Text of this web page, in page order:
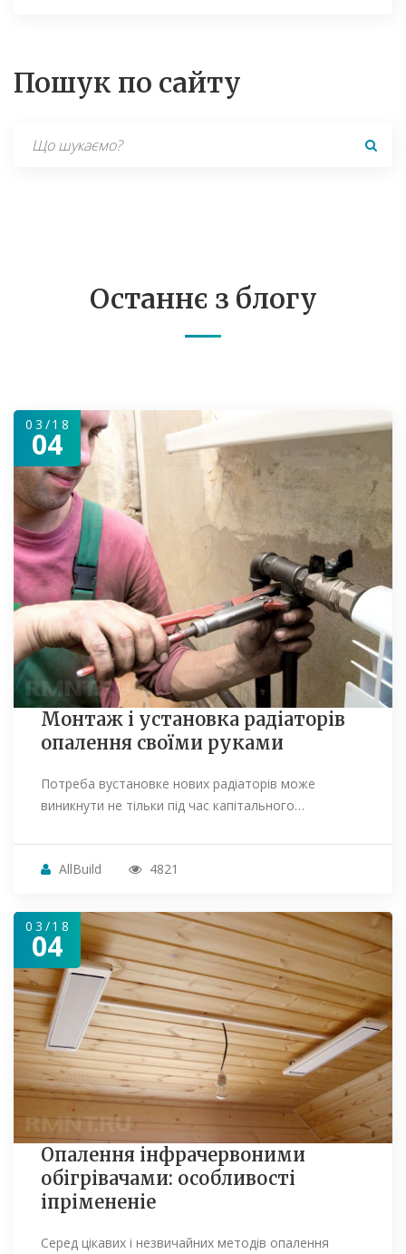
Пошук по сайту
Search
Останнє з блогу
03/18
04
Монтаж і установка радіаторів
опалення своїми руками
Потреба вустановке нових радіаторів може
виникнути не тільки під час капітального…
AllBuild 4821
03/18
04
Опалення інфрачервоними
обігрівачами: особливості
іпрімененіе
Серед цікавих і незвичайних методів опалення